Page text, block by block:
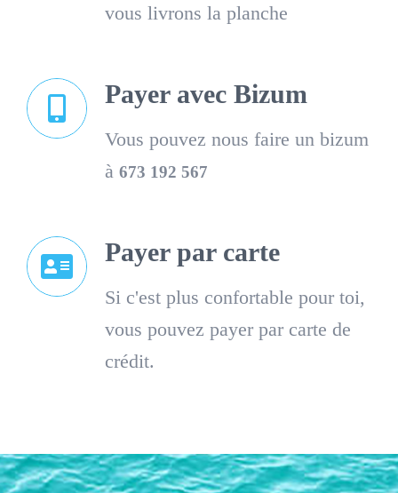
vous livrons la planche
Payer avec Bizum
Vous pouvez nous faire un bizum
à 673 192 567
Payer par carte
Si c'est plus confortable pour toi,
vous pouvez payer par carte de
crédit.